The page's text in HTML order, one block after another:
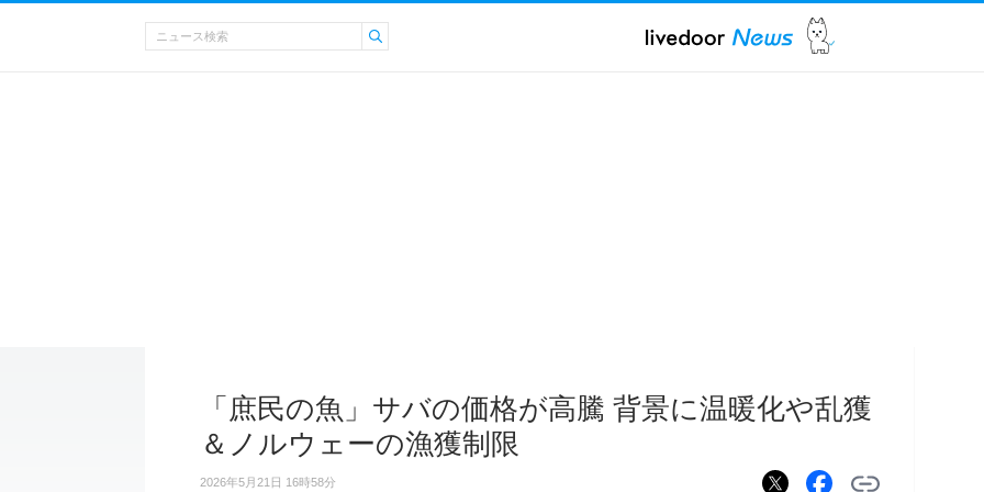
「庶民の魚」サバの価格が高騰 背景に温暖化や乱獲
＆ノルウェーの漁獲制限
2026年5月21日 16時58分